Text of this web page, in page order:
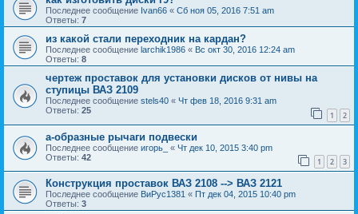
Последнее сообщение Ivan66 « Сб ноя 05, 2016 7:51 am
Ответы: 7
из какой стали переходник на кардан?
Последнее сообщение larchik1986 « Вс окт 30, 2016 12:24 am
Ответы: 8
чертеж проставок для установки дисков от нивы на
ступицы ВАЗ 2109
Последнее сообщение stels40 « Чт фев 18, 2016 9:31 am
Ответы: 25 1 2
а-образные рычаги подвески
Последнее сообщение игорь_ « Чт дек 10, 2015 3:40 pm
Ответы: 42 1 2 3
Конструкция проставок ВАЗ 2108 --> ВАЗ 2121
Последнее сообщение ВиРус1381 « Пт дек 04, 2015 10:40 pm
Ответы: 3